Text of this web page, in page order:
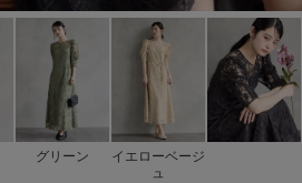
グリーン
イエローベージ
ュ